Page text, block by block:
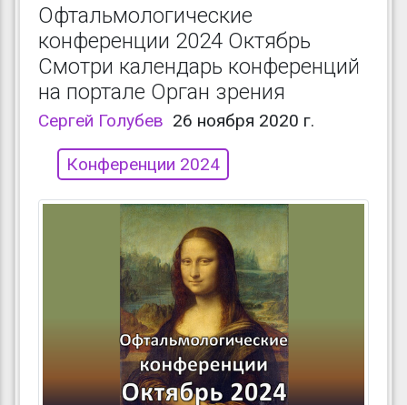
Офтальмологические
конференции 2024 Октябрь
Смотри календарь конференций
на портале Орган зрения
Сергей Голубев 26 ноября 2020 г.
Конференции 2024